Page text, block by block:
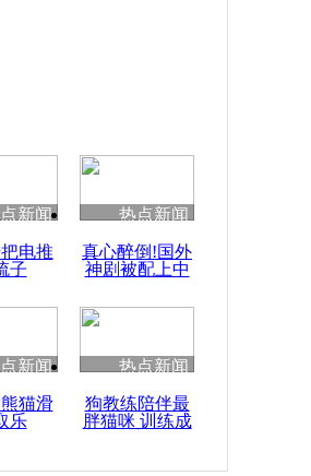
因
度苗族花山节
魂
新闻
电推
子
热点新闻
真心醉倒!国外
神剧被配上中
新闻
猫滑
乐
热点新闻
狗教练陪伴最
胖猫咪 训练成